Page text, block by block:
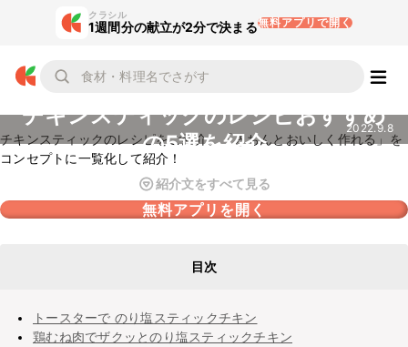
クラシル
1週間分の献立が2分で決まる無料アプリで開く
チキンスティックのレシピおすすめ
の5選を紹介
2022.9.8
チキンスティックのレシピをご紹介。「きちんとおいしく作れる」を
コンセプトに一覧化して紹介！
紹介文をすべて見る
無料アプリを開く
目次
トースターで のり塩スティックチキン
鶏むね肉でザクッとのり塩スティックチキン